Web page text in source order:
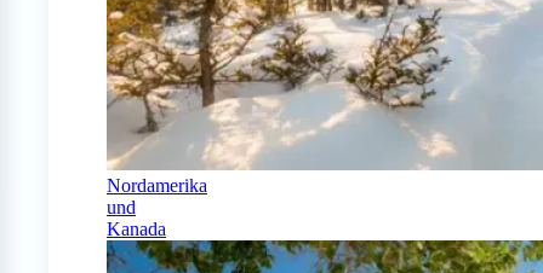
Nordamerika
und
Kanada